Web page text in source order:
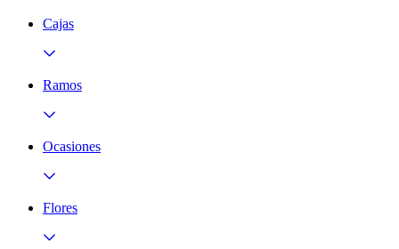
Cajas
Ramos
Ocasiones
Flores